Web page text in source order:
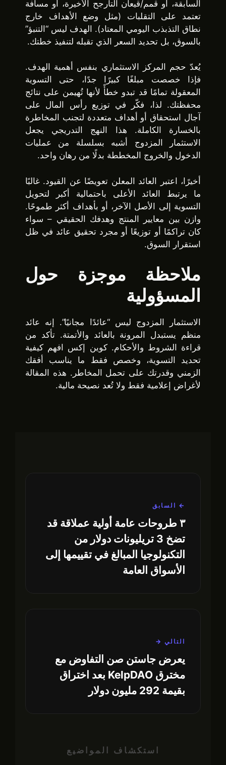
السابقة، أو قمم/قيعان التأرجح الأخيرة، أو مسافة
تعتمد على التقلبات (مثل وضع الأهداف خارج
نطاق التذبذب اليومي المعتاد). الهدف ليس “التنبؤ”
بالسوق، بل تحديد السعر الذي تقبله لتنفيذ خطتك.
يُعدّ حجم المركز الاستثماري بنفس أهمية الهدف.
فإذا خصصت مبلغًا كبيرًا جدًا، حتى التسوية
المعقولة تمامًا قد تبدو خطأً لأنها تُهيمن على نتائج
محفظتك. لذا، فكّر في توزيع رأس المال على
آجال استحقاق أو أهداف متعددة لتجنب المخاطرة
بالخسارة الكاملة. هذا النهج التدريجي يجعل
الاستثمار المزدوج أشبه بسلسلة من عمليات
الدخول والخروج المخططة بدلًا من رهان واحد.
أخيرًا، اعتبر العائد المعلن تعويضًا عن القيود. غالبًا
ما يرتبط العائد الأعلى باحتمالية أكبر لتحويل
التسوية إلى الأصل الآخر، أو بأهداف أكثر طموحًا.
وازن بين معايير المنتج وهدفك الحقيقي – سواء
كان تراكمًا أو توزيعًا أو مجرد تحقيق عائد في ظل
استقرار السوق.
ملاحظة موجزة حول
المسؤولية
الاستثمار المزدوج ليس “عائدًا مجانيًا”. إنه عائد
منظم يستبدل المرونة بالعائد والأتمتة. تأكد من
قراءة الشروط والأحكام. كوين إكس افهم كيفية
تحديد التسوية، وخصص فقط ما يناسب أفقك
الزمني وقدرتك على تحمل المخاطر. هذه المقالة
لأغراض إعلامية فقط ولا تُعد نصيحة مالية.
← السابق
٣ طروحات عامة أولية عملاقة قد
تضخ 3 تريليونات دولار من
التكنولوجيا المبالغ في تقييمها إلى
الأسواق العامة
التالي →
يعرض جاستن صن التفاوض مع
مخترق KelpDAO بعد اختراق
بقيمة 292 مليون دولار
استكشاف المواضيع